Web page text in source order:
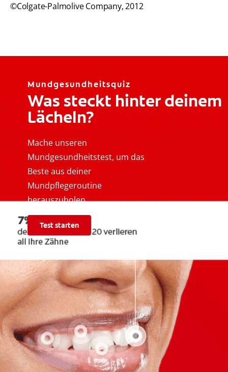
©Colgate-Palmolive Company, 2012
Mundgesundheitsquiz
Was steckt hinter deinem
Lächeln?
Mache unseren
Mundgesundheitstest, um das
Beste aus deiner
Mundpflegeroutine
herauszuholen.
Test starten